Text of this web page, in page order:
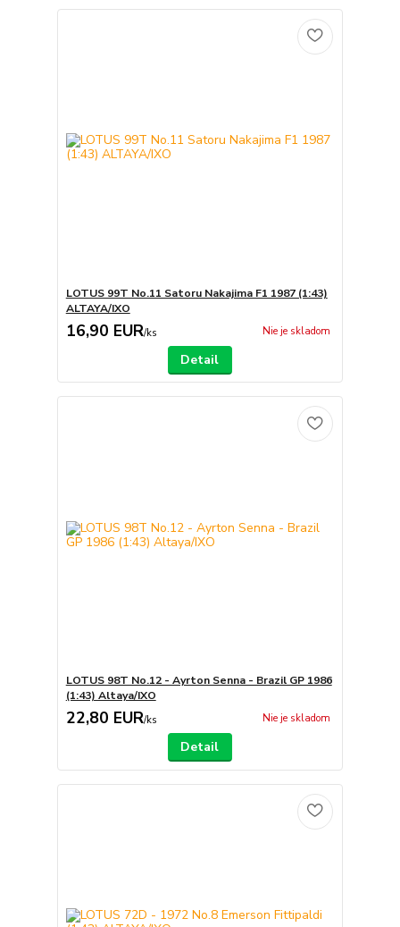
LOTUS 99T No.11 Satoru Nakajima F1 1987 (1:43)
ALTAYA/IXO
16,90 EUR/ks Nie je skladom
Detail
LOTUS 98T No.12 - Ayrton Senna - Brazil GP 1986
(1:43) Altaya/IXO
22,80 EUR/ks Nie je skladom
Detail